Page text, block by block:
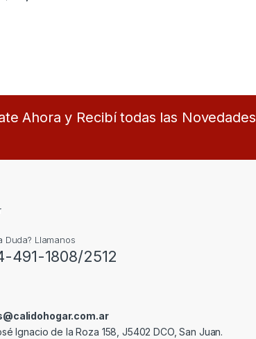
Ahora y Recibí todas las Novedades
Duda? Llamanos
491-1808/2512
Ignacio de la Roza 158, J5402 DCO, San Juan.